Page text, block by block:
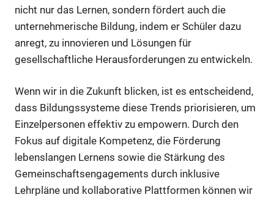
nicht nur das Lernen, sondern fördert auch die
unternehmerische Bildung, indem er Schüler dazu
anregt, zu innovieren und Lösungen für
gesellschaftliche Herausforderungen zu entwickeln.
Wenn wir in die Zukunft blicken, ist es entscheidend,
dass Bildungssysteme diese Trends priorisieren, um
Einzelpersonen effektiv zu empowern. Durch den
Fokus auf digitale Kompetenz, die Förderung
lebenslangen Lernens sowie die Stärkung des
Gemeinschaftsengagements durch inklusive
Lehrpläne und kollaborative Plattformen können wir